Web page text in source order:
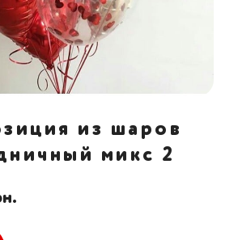
из шаров
микс 2